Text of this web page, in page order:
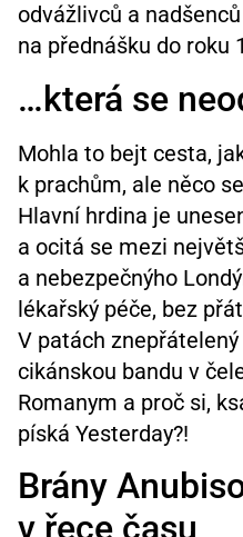
odvážlivců a
na přednášku do roku
…která se
Mohla to bejt cesta,
k prachům, ale něco
Hlavní hrdina je
a ocitá se mezi
a nebezpečnýho
lékařský péče, bez
V patách
cikánskou bandu v
Romanym a proč si,
píská Yesterday?!
Brány
v řece času